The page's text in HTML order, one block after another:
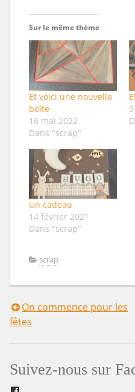
Sur le même thème
Et voici une nouvelle
boîte
16 mai 2022
Dans "scrap"
Un cadeau
14 février 2021
Dans "scrap"
scrap
Navigation
l’article
On commence pour les
fêtes
Suivez-nous sur